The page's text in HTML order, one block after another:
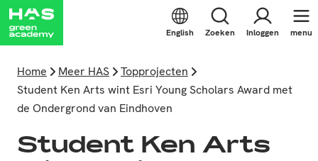
English Zoeken Inloggen menu
Home Meer HAS
Topprojecten
Student Ken Arts wint Esri Young Scholars Award met
de Ondergrond van Eindhoven
Student Ken Arts